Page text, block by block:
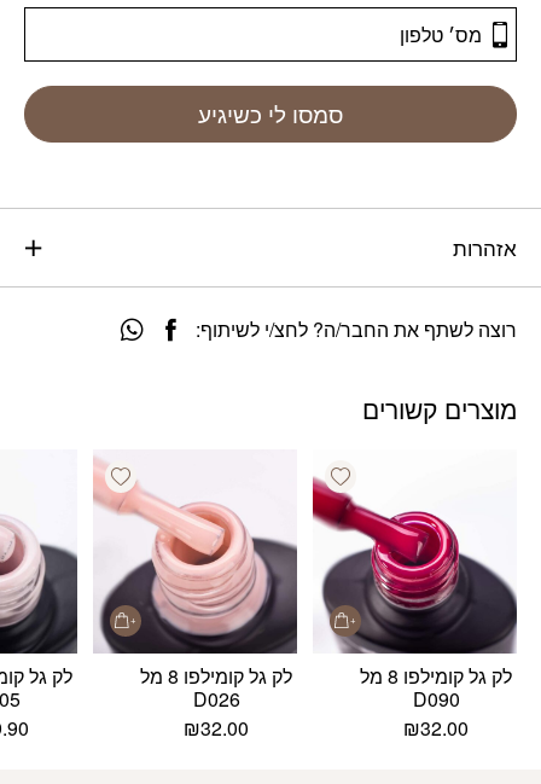
סמסו לי כשיגיע
אזהרות
רוצה לשתף את החבר/ה? לחצ/י לשיתוף:
מוצרים קשורים
Add wishlist
לק גל קומילפו 8 מל
D090
₪32.00
Add wishlist
לק גל קומילפו 8 מל
D026
₪32.00